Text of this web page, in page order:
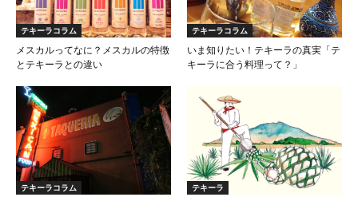
テキーラコラム
メスカルってなに？メスカルの特徴
とテキーラとの違い
テキーラコラム
いま知りたい！テキーラの真実「テ
キーラに合う料理って？」
テキーラコラム
テキーラ